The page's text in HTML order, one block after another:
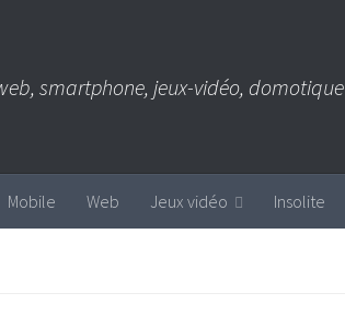
smartphone, jeux-vidéo, domotique
Mobile Web Jeux vidéo Insolite